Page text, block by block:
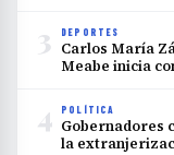
3 DEPORTES
Carlos María
Meabe inicia
4 POLÍTICA
Gobernadores
la